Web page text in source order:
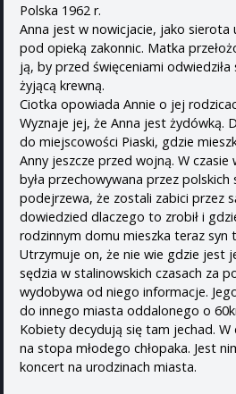
Polska 1962 r.
Anna jest w nowicjacie, jako sierota
pod opieką zakonnic. Matka
ją, by przed święceniami
żyjącą krewną.
Ciotka opowiada Annie o jej
Wyznaje jej, że Anna jest żydówką.
do miejscowości Piaski, gdzie
Anny jeszcze przed wojną. W czasie
była przechowywana przez polskich
podejrzewa, że zostali zabici przez
dowiedzied dlaczego to zrobił i
rodzinnym domu mieszka teraz syn
Utrzymuje on, że nie wie gdzie jest
sędzia w stalinowskich czasach za
wydobywa od niego informacje.
do innego miasta oddalonego o
Kobiety decydują się tam jechad.
na stopa młodego chłopaka. Jest
koncert na urodzinach miasta.